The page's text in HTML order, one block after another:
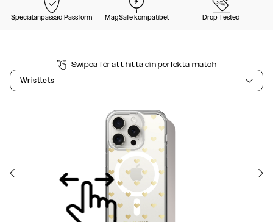
Specialanpassad Passform MagSafe kompatibel Drop Tested
Swipea för att hitta din perfekta match
Wristlets